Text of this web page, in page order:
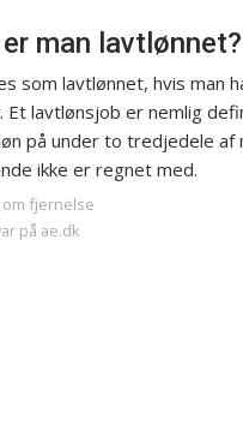
man lavtlønnet?
som lavtlønnet, hvis man
Et lavtlønsjob er nemlig
på under to tredjedele af
ikke er regnet med.
fjernelse
på ae.dk